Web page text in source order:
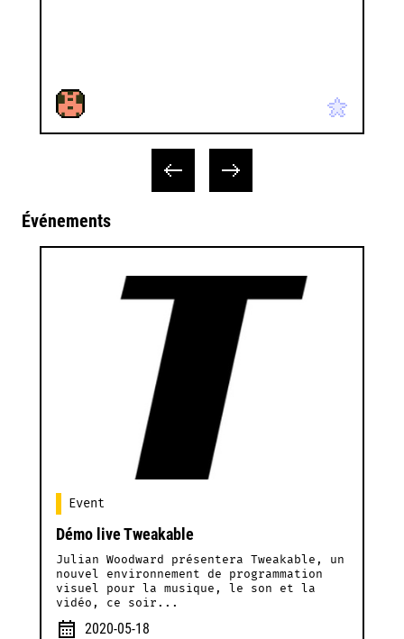
Événements
Event
Démo live Tweakable
Julian Woodward présentera Tweakable, un
nouvel environnement de programmation
visuel pour la musique, le son et la
vidéo, ce soir...
2020-05-18